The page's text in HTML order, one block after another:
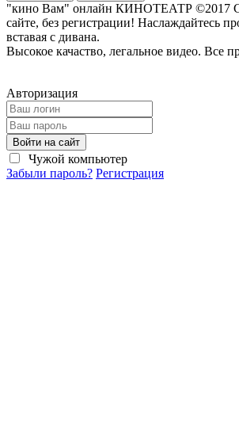
"кино Вам" онлайн КИНОТЕАТР ©2017
сайте, без регистрации! Наслаждайтесь
вставая с дивана.
Высокое качаство, легальное видео. Все
Авторизация
Войти на сайт
Чужой компьютер
Забыли пароль? Регистрация